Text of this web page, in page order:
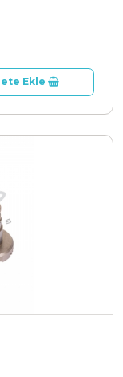
Ekle